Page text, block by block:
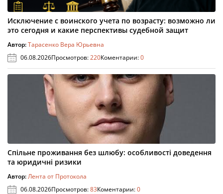
Исключение с воинского учета по возрасту: возможно ли
это сегодня и какие перспективы судебной защит
Автор:Тарасенко Вера Юрьевна
06.08.2026Просмотров:220Коментарии:0
Спільне проживання без шлюбу: особливості доведення
та юридичні ризики
Автор:Лента от Протокола
06.08.2026Просмотров:83Коментарии:0